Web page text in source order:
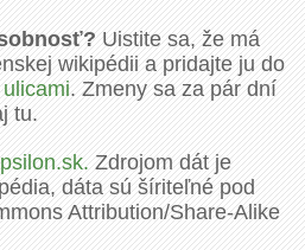
Uistite sa, že má
wikipédii a pridajte ju do
. Zmeny sa za pár dní
tu.
Zdrojom dát je
dáta sú šíriteľné pod
Attribution/Share-Alike